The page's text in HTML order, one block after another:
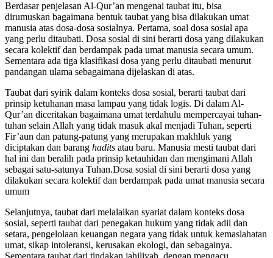
Berdasar penjelasan Al-Qur’an mengenai taubat itu, bisa
dirumuskan bagaimana bentuk taubat yang bisa dilakukan umat
manusia atas dosa-dosa sosialnya. Pertama, soal dosa sosial apa
yang perlu ditaubati. Dosa sosial di sini berarti dosa yang dilakukan
secara kolektif dan berdampak pada umat manusia secara umum.
Sementara ada tiga klasifikasi dosa yang perlu ditaubati menurut
pandangan ulama sebagaimana dijelaskan di atas.
Taubat dari syirik dalam konteks dosa sosial, berarti taubat dari
prinsip ketuhanan masa lampau yang tidak logis. Di dalam Al-
Qur’an diceritakan bagaimana umat terdahulu mempercayai tuhan-
tuhan selain Allah yang tidak masuk akal menjadi Tuhan, seperti
Fir’aun dan patung-patung yang merupakan makhluk yang
diciptakan dan barang hadits atau baru. Manusia mesti taubat dari
hal ini dan beralih pada prinsip ketauhidan dan mengimani Allah
sebagai satu-satunya Tuhan.Dosa sosial di sini berarti dosa yang
dilakukan secara kolektif dan berdampak pada umat manusia secara
umum
Selanjutnya, taubat dari melalaikan syariat dalam konteks dosa
sosial, seperti taubat dari penegakan hukum yang tidak adil dan
setara, pengelolaan keuangan negara yang tidak untuk kemaslahatan
umat, sikap intoleransi, kerusakan ekologi, dan sebagainya.